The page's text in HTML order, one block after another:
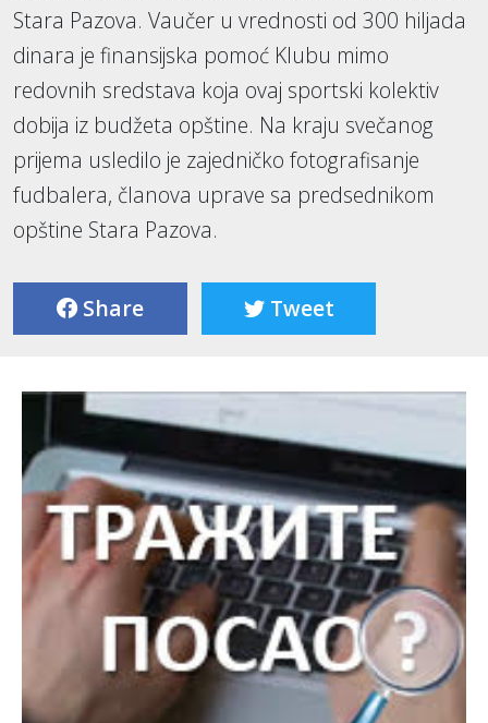
Stara Pazova. Vaučer u vrednosti od 300 hiljada
dinara je finansijska pomoć Klubu mimo
redovnih sredstava koja ovaj sportski kolektiv
dobija iz budžeta opštine. Na kraju svečanog
prijema usledilo je zajedničko fotografisanje
fudbalera, članova uprave sa predsednikom
opštine Stara Pazova.
Share Tweet